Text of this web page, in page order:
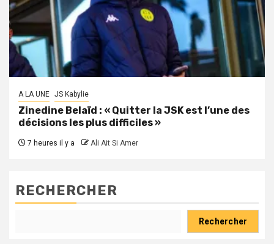
A LA UNE JS Kabylie
Zinedine Belaïd : « Quitter la JSK est l’une des
décisions les plus difficiles »
7 heures il y a Ali Ait Si Amer
RECHERCHER
Rechercher